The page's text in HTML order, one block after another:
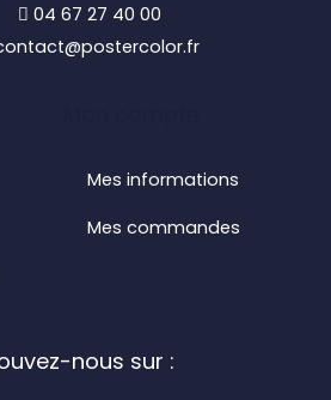
04 67 27 40 00
Mes informations
Mes commandes
nous sur :